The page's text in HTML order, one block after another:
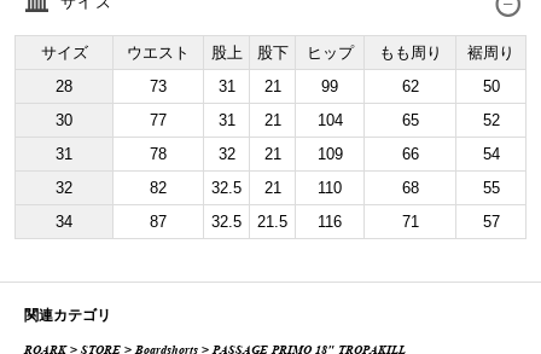
サイズ
サイズ ウエスト 股上 股下 ヒップ もも周り
裾周り
28
73 31 21 99 62
50
30
77 31 21 104 65
52
31
78 32 21 109 66
54
32
82 32.5 21 110 68
55
34
87 32.5 21.5 116 71 57
関連カテゴリ
ROARK>STORE >Boardshorts > PASSAGE PRIMO 18" TROPAKILL